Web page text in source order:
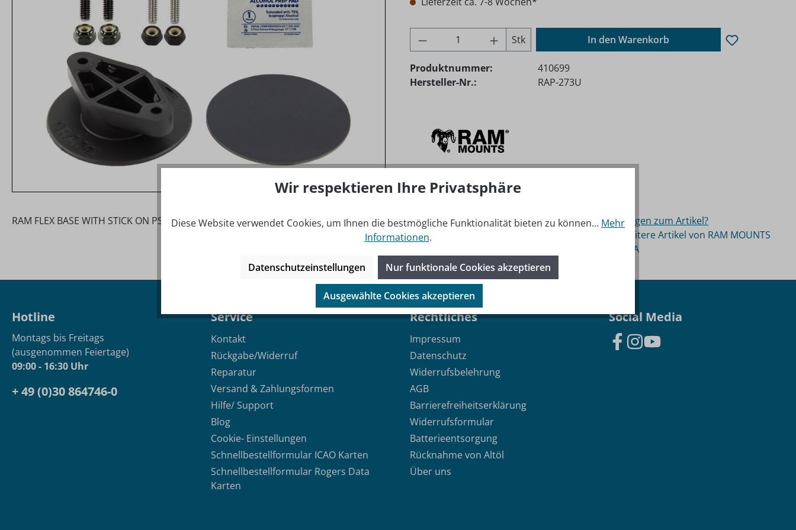
Produkt Anzahl: Gib den gewünschten Wert ein oder
Stk In den Warenkorb
Produktnummer:
410699
Hersteller-Nr.:
RAP-273U
RAM FLEX BASE WITH STICK ON PSA PAD Color: Black Material: High Strength Composite
Fragen zum Artikel?
Weitere Artikel von RAM MOUNTS
USA
Hotline
Montags bis Freitags
(ausgenommen Feiertage)
09:00 - 16:30 Uhr
+ 49 (0)30 864746-0
Service
Kontakt
Rückgabe/Widerruf
Reparatur
Versand & Zahlungsformen
Hilfe/ Support
Blog
Cookie- Einstellungen
Schnellbestellformular ICAO Karten
Schnellbestellformular Rogers Data
Karten
Rechtliches
Impressum
Datenschutz
Widerrufsbelehrung
AGB
Barrierefreiheitserklärung
Widerrufsformular
Batterieentsorgung
Rücknahme von Altöl
Über uns
Social Media
Wir respektieren Ihre Privatsphäre
Diese Website verwendet Cookies, um Ihnen die bestmögliche Funktionalität bieten zu können... Mehr
Informationen.
Datenschutzeinstellungen Nur funktionale Cookies akzeptieren
Ausgewählte Cookies akzeptieren